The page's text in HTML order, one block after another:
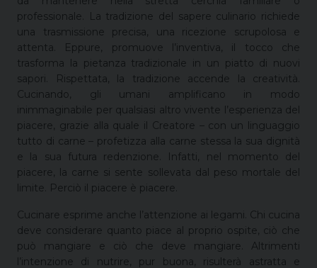
professionale. La tradizione del sapere culinario richiede
una trasmissione precisa, una ricezione scrupolosa e
attenta. Eppure, promuove l’inventiva, il tocco che
trasforma la pietanza tradizionale in un piatto di nuovi
sapori. Rispettata, la tradizione accende la creatività.
Cucinando, gli umani amplificano in modo
inimmaginabile per qualsiasi altro vivente l’esperienza del
piacere, grazie alla quale il Creatore – con un linguaggio
tutto di carne – profetizza alla carne stessa la sua dignità
e la sua futura redenzione. Infatti, nel momento del
piacere, la carne si sente sollevata dal peso mortale del
limite. Perciò il piacere è piacere.
Cucinare esprime anche l’attenzione ai legami. Chi cucina
deve considerare quanto piace al proprio ospite, ciò che
può mangiare e ciò che deve mangiare. Altrimenti
l’intenzione di nutrire, pur buona, risulterà astratta e